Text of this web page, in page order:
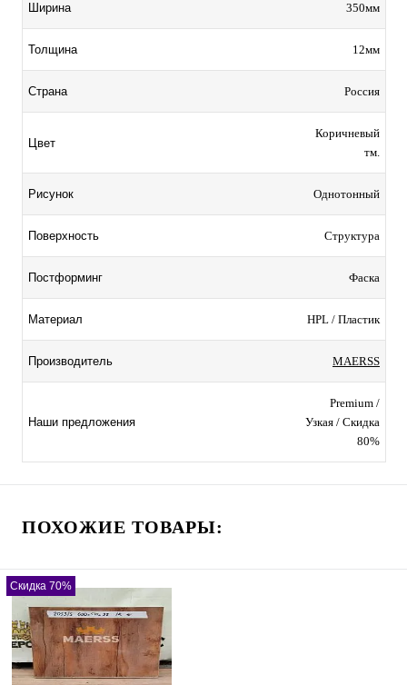
Ширина 350мм
Толщина 12мм
Страна Россия
Цвет
Коричневый
тм.
Рисунок Однотонный
Поверхность Структура
Постформинг Фаска
Материал HPL / Пластик
Производитель MAERSS
Наши предложения
Premium /
Узкая / Скидка
80%
ПОХОЖИЕ ТОВАРЫ:
Скидка 70%